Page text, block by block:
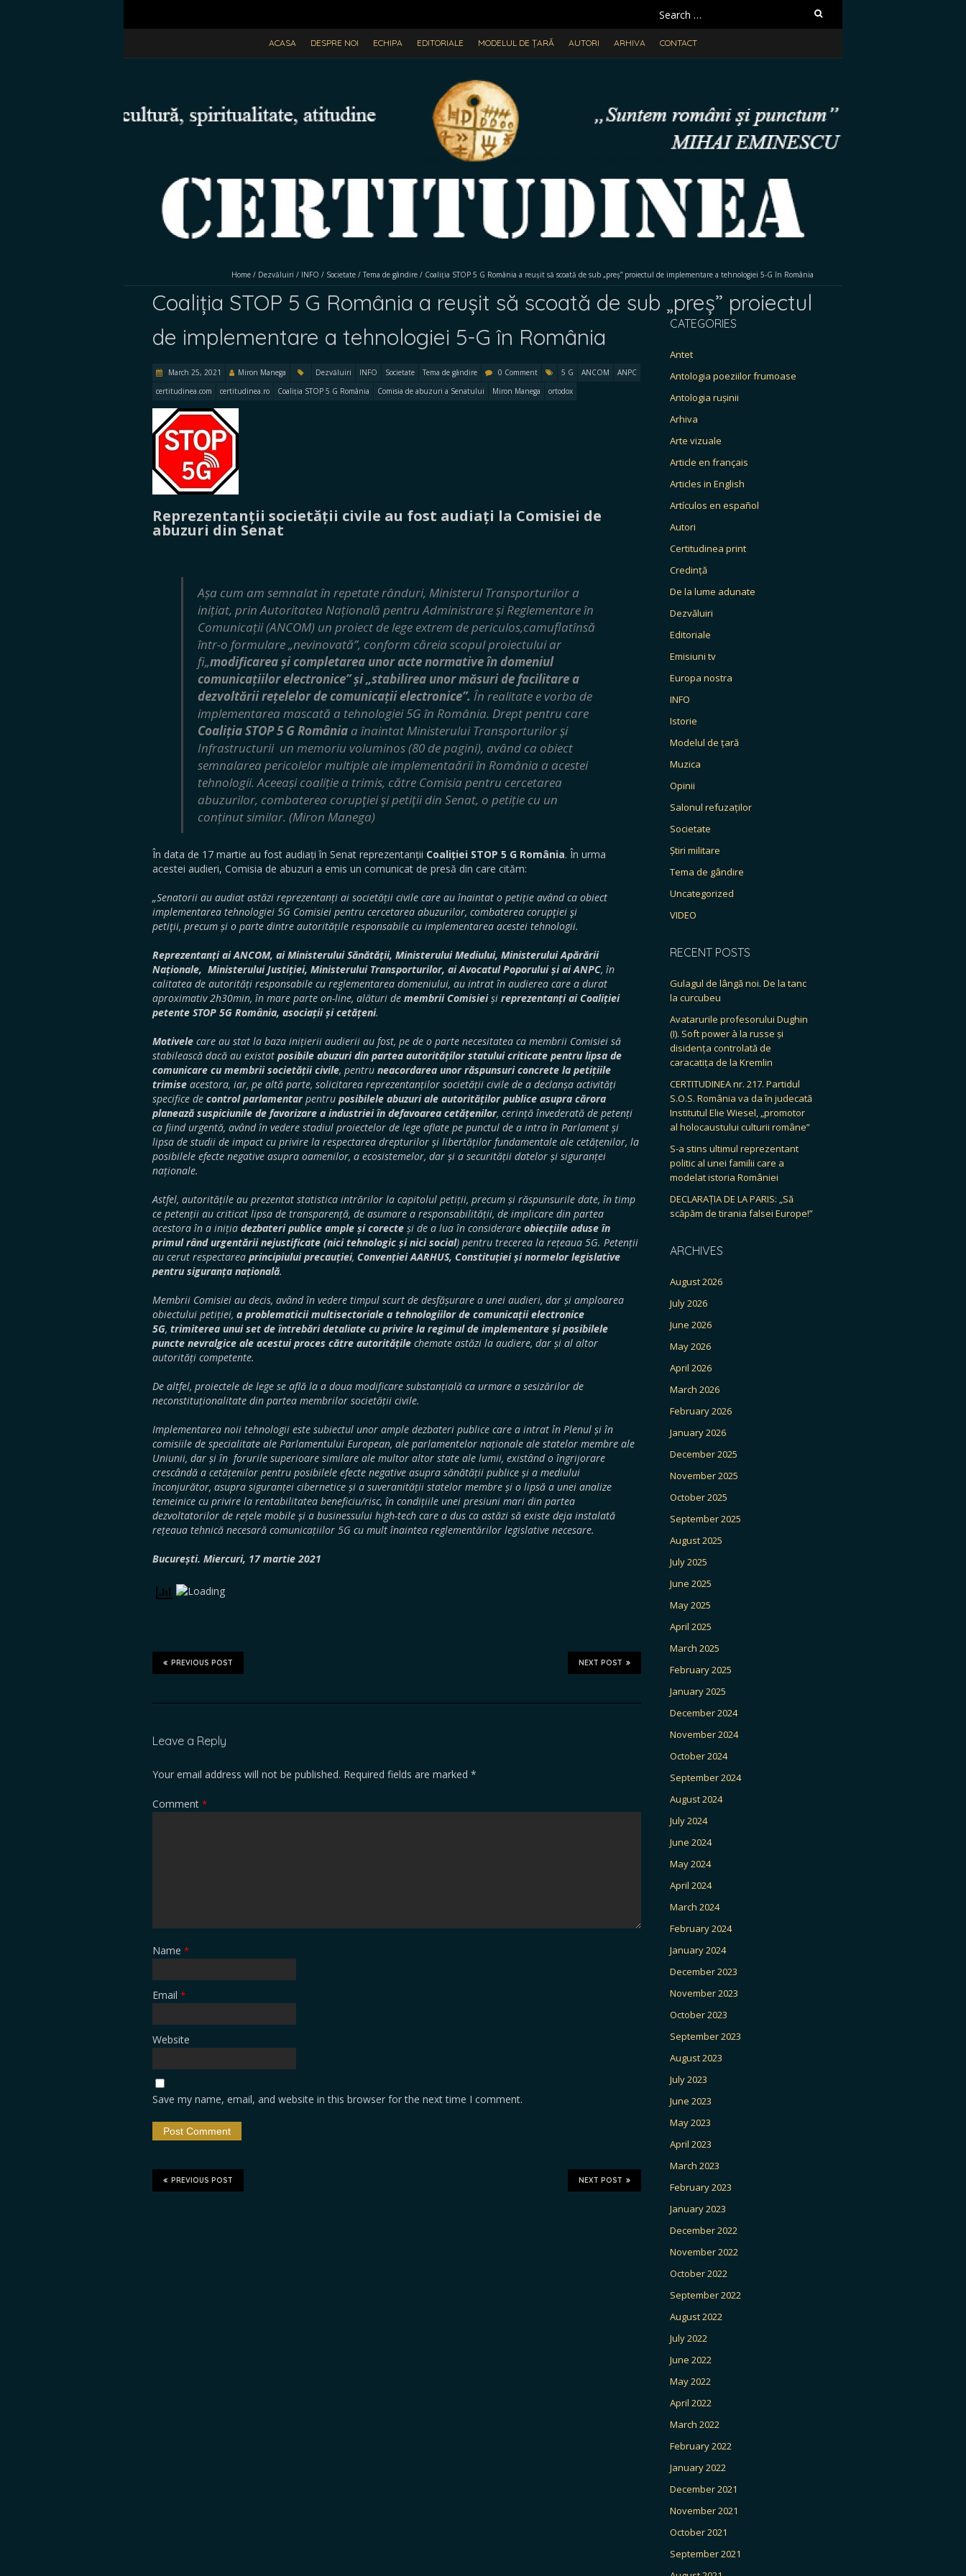
Search
for:
ACASA DESPRE NOI ECHIPA EDITORIALE MODELUL DE ȚARĂ AUTORI ARHIVA CONTACT
Home / Dezvăluiri / INFO / Societate / Tema de gândire / Coaliția STOP 5 G România a reușit să scoată de sub „preș” proiectul de implementare a tehnologiei 5-G în România
Coaliția STOP 5 G România a reușit să scoată de sub „preș” proiectul
de implementare a tehnologiei 5-G în România
March 25, 2021 Miron Manega Dezvăluiri INFO Societate Tema de gândire 0 Comment 5 G ANCOM
ANPC
certitudinea.com
certitudinea.ro Coaliția STOP 5 G România Comisia de abuzuri a Senatului Miron Manega ortodox
Reprezentanții societății civile au fost audiați la Comisiei de
abuzuri din Senat
Așa cum am semnalat în repetate rânduri, Ministerul Transporturilor a
inițiat, prin Autoritatea Națională pentru Administrare și Reglementare în
Comunicații (ANCOM) un proiect de lege extrem de periculos,camuflatînsă
într-o formulare „nevinovată”, conform căreia scopul proiectului ar
fi„modificarea și completarea unor acte normative în domeniul
comunicațiilor electronice” și „stabilirea unor măsuri de facilitare a
dezvoltării rețelelor de comunicații electronice”. În realitate e vorba de
implementarea mascată a tehnologiei 5G în România. Drept pentru care
Coaliția STOP 5 G România a înaintat Ministerului Transporturilor și
Infrastructurii un memoriu voluminos (80 de pagini), având ca obiect
semnalarea pericolelor multiple ale implementaării în România a acestei
tehnologii. Aceeași coaliție a trimis, către Comisia pentru cercetarea
abuzurilor, combaterea corupţiei şi petiţiidin Senat, o petiție cu un
conținut similar. (Miron Manega)
În data de 17 martie au fost audiați în Senat reprezentanții Coaliției STOP 5 G România. În urma
acestei audieri, Comisia de abuzuri a emis un comunicat de presă din care cităm:
„Senatorii au audiat astăzi reprezentanți ai societății civile care au înaintat o petiție având ca obiect
implementarea tehnologiei 5G Comisiei pentru cercetarea abuzurilor, combaterea corupţiei şi
petiţii, precum și o parte dintre autoritățile responsabile cu implementarea acestei tehnologii.
Reprezentanți ai ANCOM, ai Ministerului Sănătății, Ministerului Mediului, Ministerului Apărării
Naționale, Ministerului Justiției, Ministerului Transporturilor, ai Avocatul Poporului și ai ANPC, în
calitatea de autorități responsabile cu reglementarea domeniului, au intrat în audierea care a durat
aproximativ 2h30min, în mare parte on-line, alături de membrii Comisieiși reprezentanți ai Coaliției
petente STOP 5G România, asociații și cetățeni.
Motivele care au stat la baza inițierii audierii au fost, pe de o parte necesitatea ca membrii Comisiei să
stabilească dacă au existat posibile abuzuri din partea autorităților statului criticate pentru lipsa de
comunicare cu membrii societății civile, pentru neacordarea unor răspunsuri concrete la petițiile
trimise acestora, iar, pe altă parte, solicitarea reprezentanților societății civile de a declanșa activități
specifice de control parlamentarpentru posibilele abuzuri ale autorităților publice asupra cărora
planează suspiciunile de favorizare a industriei în defavoarea cetățenilor, cerință învederată de petenți
ca fiind urgentă, având în vedere stadiul proiectelor de lege aflate pe punctul de a intra în Parlament și
lipsa de studii de impact cu privire la respectarea drepturilor și libertăților fundamentale ale cetățenilor, la
posibilele efecte negative asupra oamenilor, a ecosistemelor, dar și a securității datelor și siguranței
naționale.
Astfel, autoritățile au prezentat statistica intrărilor la capitolul petiții, precum și răspunsurile date, în timp
ce petenții au criticat lipsa de transparență, de asumare a responsabilității, de implicare din partea
acestora în a iniția dezbateri publice ample și corecte și de a lua în considerare obiecțiile aduse în
primul rând urgentării nejustificate (nici tehnologic și nici social) pentru trecerea la rețeaua 5G. Petenții
au cerut respectarea principiului precauției, Convenției AARHUS, Constituției și normelor legislative
pentru siguranța națională.
Membrii Comisiei au decis, având în vedere timpul scurt de desfășurare a unei audieri, dar și amploarea
obiectului petiției, a problematicii multisectoriale a tehnologiilor de comunicații electronice
5G, trimiterea unui set de întrebări detaliate cu privire la regimul de implementare și posibilele
puncte nevralgice ale acestui proces către autoritățile chemate astăzi la audiere, dar și al altor
autorități competente.
De altfel, proiectele de lege se află la a doua modificare substanțială ca urmare a sesizărilor de
neconstituționalitate din partea membrilor societății civile.
Implementarea noii tehnologii este subiectul unor ample dezbateri publice care a intrat în Plenul și în
comisiile de specialitate ale Parlamentului European, ale parlamentelor naționale ale statelor membre ale
Uniunii, dar și în forurile superioare similare ale multor altor state ale lumii, existând o îngrijorare
crescândă a cetățenilor pentru posibilele efecte negative asupra sănătății publice și a mediului
înconjurător, asupra siguranței cibernetice și a suveranității statelor membre și o lipsă a unei analize
temeinice cu privire la rentabilitatea beneficiu/risc, în condițiile unei presiuni mari din partea
dezvoltatorilor de rețele mobile și a businessului high-tech care a dus ca astăzi să existe deja instalată
rețeaua tehnică necesară comunicațiilor 5G cu mult înaintea reglementărilor legislative necesare.
București. Miercuri, 17 martie 2021
NEXT POST
PREVIOUS POST
Leave a Reply
Your email address will not be published. Required fields are marked *
Comment *
Name *
Email *
Website
Save my name, email, and website in this browser for the next time I comment.
NEXT POST
PREVIOUS POST
CATEGORIES
Antet
Antologia poeziilor frumoase
Antologia rușinii
Arhiva
Arte vizuale
Article en français
Articles in English
Artículos en español
Autori
Certitudinea print
Credință
De la lume adunate
Dezvăluiri
Editoriale
Emisiuni tv
Europa nostra
INFO
Istorie
Modelul de țară
Muzica
Opinii
Salonul refuzaților
Societate
Știri militare
Tema de gândire
Uncategorized
VIDEO
RECENT POSTS
Gulagul de lângă noi. De la tanc
la curcubeu
Avatarurile profesorului Dughin
(I). Soft power à la russe și
disidența controlată de
caracatița de la Kremlin
CERTITUDINEA nr. 217. Partidul
S.O.S. România va da în judecată
Institutul Elie Wiesel, „promotor
al holocaustului culturii române”
S-a stins ultimul reprezentant
politic al unei familii care a
modelat istoria României
DECLARAȚIA DE LA PARIS: „Să
scăpăm de tirania falsei Europe!”
ARCHIVES
August 2026
July 2026
June 2026
May 2026
April 2026
March 2026
February 2026
January 2026
December 2025
November 2025
October 2025
September 2025
August 2025
July 2025
June 2025
May 2025
April 2025
March 2025
February 2025
January 2025
December 2024
November 2024
October 2024
September 2024
August 2024
July 2024
June 2024
May 2024
April 2024
March 2024
February 2024
January 2024
December 2023
November 2023
October 2023
September 2023
August 2023
July 2023
June 2023
May 2023
April 2023
March 2023
February 2023
January 2023
December 2022
November 2022
October 2022
September 2022
August 2022
July 2022
June 2022
May 2022
April 2022
March 2022
February 2022
January 2022
December 2021
November 2021
October 2021
September 2021